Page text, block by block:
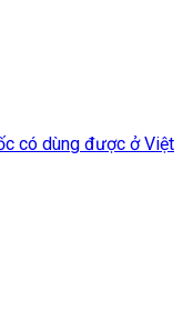
có dùng được ở Việt